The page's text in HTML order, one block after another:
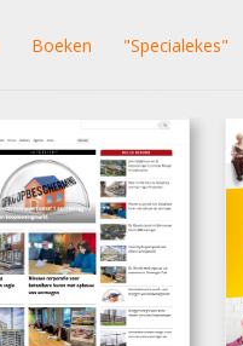
Boeken "Specialekes"